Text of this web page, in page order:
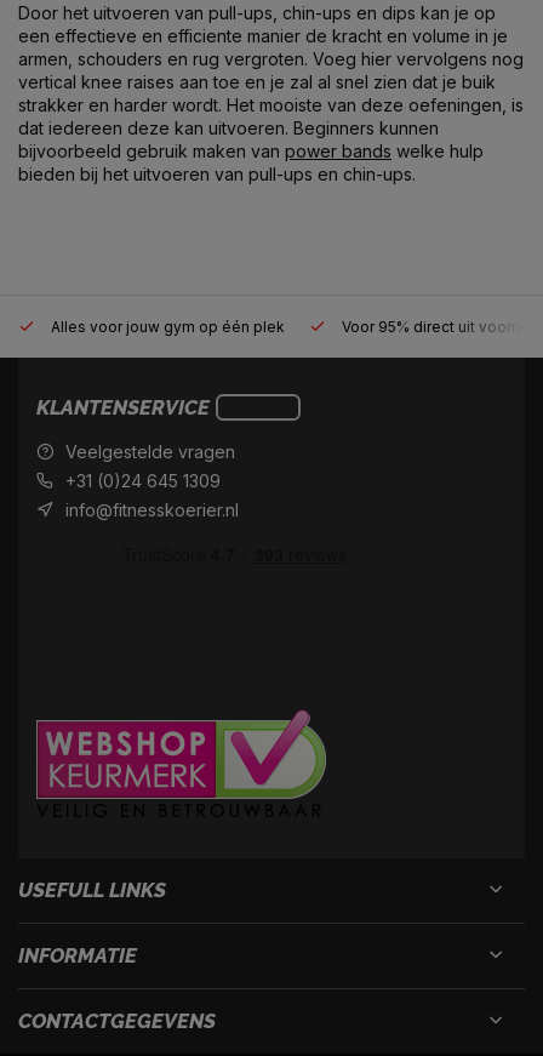
Door het uitvoeren van pull-ups, chin-ups en dips kan je op
een effectieve en efficiente manier de kracht en volume in je
armen, schouders en rug vergroten. Voeg hier vervolgens nog
vertical knee raises aan toe en je zal al snel zien dat je buik
strakker en harder wordt. Het mooiste van deze oefeningen, is
dat iedereen deze kan uitvoeren. Beginners kunnen
bijvoorbeeld gebruik maken van power bands welke hulp
bieden bij het uitvoeren van pull-ups en chin-ups.
Alles voor jouw gym op één plek Voor 95% direct uit
KLANTENSERVICE
Veelgestelde vragen
+31 (0)24 645 1309
info@fitnesskoerier.nl
USEFULL LINKS
INFORMATIE
CONTACTGEGEVENS